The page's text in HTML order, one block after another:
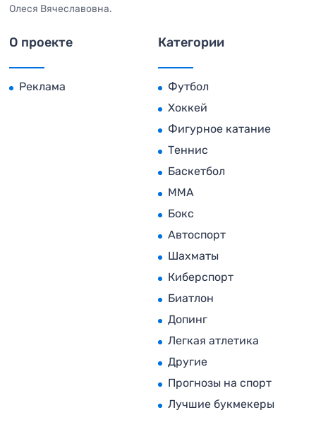
Олеся Вячеславовна.
О проекте
Реклама
Категории
Футбол
Хоккей
Фигурное катание
Теннис
Баскетбол
MMA
Бокс
Автоспорт
Шахматы
Киберспорт
Биатлон
Допинг
Легкая атлетика
Другие
Прогнозы на спорт
Лучшие букмекеры